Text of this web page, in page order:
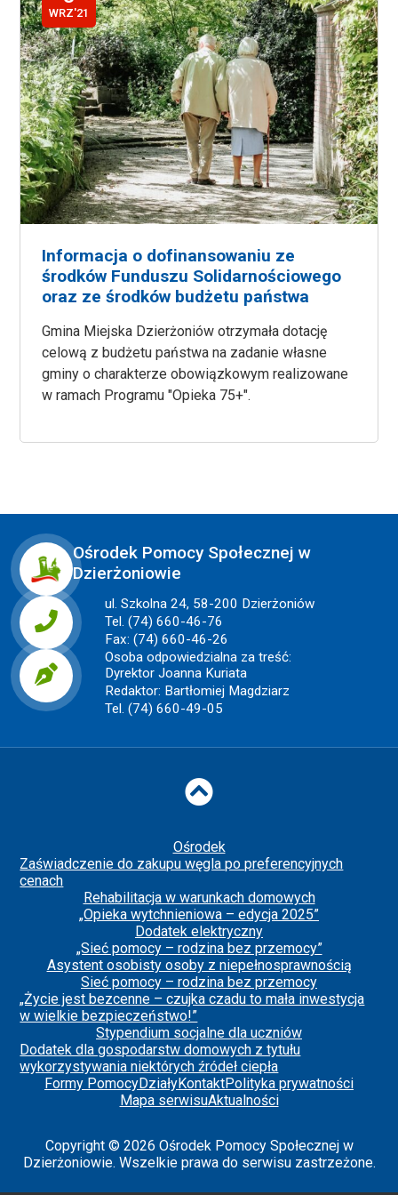
Informacja o dofinansowaniu ze
środków Funduszu Solidarnościowego
oraz ze środków budżetu państwa
Gmina Miejska Dzierżoniów otrzymała dotację
celową z budżetu państwa na zadanie własne
gminy o charakterze obowiązkowym realizowane
w ramach Programu "Opieka 75+".
WRZ'21
Ośrodek Pomocy Społecznej w
Dzierżoniowie
ul. Szkolna 24, 58-200 Dzierżoniów
Tel. (74) 660-46-76
Fax: (74) 660-46-26
Osoba odpowiedzialna za treść:
Dyrektor Joanna Kuriata
Redaktor: Bartłomiej Magdziarz
Tel. (74) 660-49-05
Do góry
Ośrodek
Zaświadczenie do zakupu węgla po preferencyjnych
cenach
Rehabilitacja w warunkach domowych
„Opieka wytchnieniowa – edycja 2025”
Dodatek elektryczny
„Sieć pomocy – rodzina bez przemocy”
Asystent osobisty osoby z niepełnosprawnością
Sieć pomocy – rodzina bez przemocy
„Życie jest bezcenne – czujka czadu to mała inwestycja
w wielkie bezpieczeństwo!”
Stypendium socjalne dla uczniów
Dodatek dla gospodarstw domowych z tytułu
wykorzystywania niektórych źródeł ciepła
Formy PomocyDziałyKontaktPolityka prywatności
Mapa serwisuAktualności
Copyright © 2026 Ośrodek Pomocy Społecznej w
Dzierżoniowie. Wszelkie prawa do serwisu zastrzeżone.